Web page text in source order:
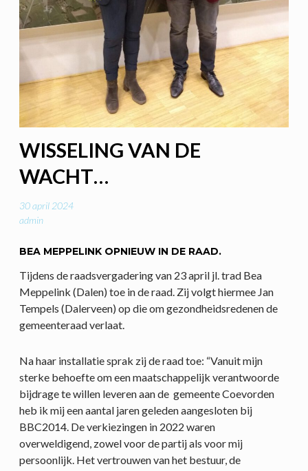
WISSELING VAN DE
WACHT…
30 april 2024
admin
BEA MEPPELINK OPNIEUW IN DE RAAD.
Tijdens de raadsvergadering van 23 april jl. trad Bea
Meppelink (Dalen) toe in de raad. Zij volgt hiermee Jan
Tempels (Dalerveen) op die om gezondheidsredenen de
gemeenteraad verlaat.
Na haar installatie sprak zij de raad toe: “Vanuit mijn
sterke behoefte om een maatschappelijk verantwoorde
bijdrage te willen leveren aan de gemeente Coevorden
heb ik mij een aantal jaren geleden aangesloten bij
BBC2014. De verkiezingen in 2022 waren
overweldigend, zowel voor de partij als voor mij
persoonlijk. Het vertrouwen van het bestuur, de